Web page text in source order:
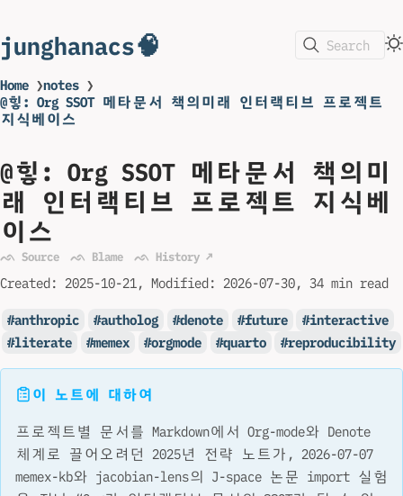
junghanacs🧠 Search
Home ❯notes ❯
@힣: Org SSOT 메타문서 책의미래 인터랙티브 프로젝트
지식베이스
@힣: Org SSOT 메타문서 책의미
래 인터랙티브 프로젝트 지식베
이스
ᨒ Source ᨒ Blame ᨒ History ↗
Created: 2025-10-21 Modified: 2026-07-30 34 min read
anthropic autholog denote future
interactive
literate
memex orgmode quarto reproducibility
이 노트에 대하여
프로젝트별 문서를 Markdown에서 Org-mode와 Denote
체계로 끌어오려던 2025년 전략 노트가, 2026-07-07
memex-kb와 jacobian-lens의 J-space 논문 import 실험